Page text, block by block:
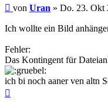
Beitrag
von Uran » Do. 23. Okt
Ich wollte ein Bild
Fehler:
Das Kontingent für
ich bi noch aaner ven altn